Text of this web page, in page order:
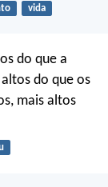
vida
do que a
do que os
mais altos